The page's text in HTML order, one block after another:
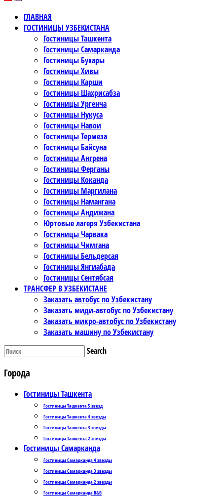
ГЛАВНАЯ
ГОСТИНИЦЫ УЗБЕКИСТАНА
Гостиницы Ташкента
Гостиницы Самарканда
Гостиницы Бухары
Гостиницы Хивы
Гостиницы Карши
Гостиницы Шахрисабза
Гостиницы Ургенча
Гостиницы Нукуса
Гостиницы Навои
Гостиницы Термеза
Гостиницы Байсуна
Гостиницы Ангрена
Гостиницы Ферганы
Гостиницы Коканда
Гостиницы Маргилана
Гостиницы Намангана
Гостиницы Андижана
Юртовые лагеря Узбекистана
Гостиницы Чарвака
Гостиницы Чимгана
Гостиницы Бельдерсая
Гостиницы Янгиабада
Гостиницы Сентябсая
ТРАНСФЕР В УЗБЕКИСТАНЕ
Заказать автобус по Узбекистану
Заказать миди-автобус по Узбекистану
Заказать микро-автобус по Узбекистану
Заказать машину по Узбекистану
Search
Города
Гостиницы Ташкента
Гостиницы Ташкента 5 звезд
Гостиницы Ташкента 4 звезды
Гостиницы Ташкента 3 звезды
Гостиницы Ташкента 2 звезды
Гостиницы Самарканда
Гостиницы Самарканда 4 звезды
Гостиницы Самарканда 3 звезды
Гостиницы Самарканда 2 звезды
Гостиницы Самарканда B&B